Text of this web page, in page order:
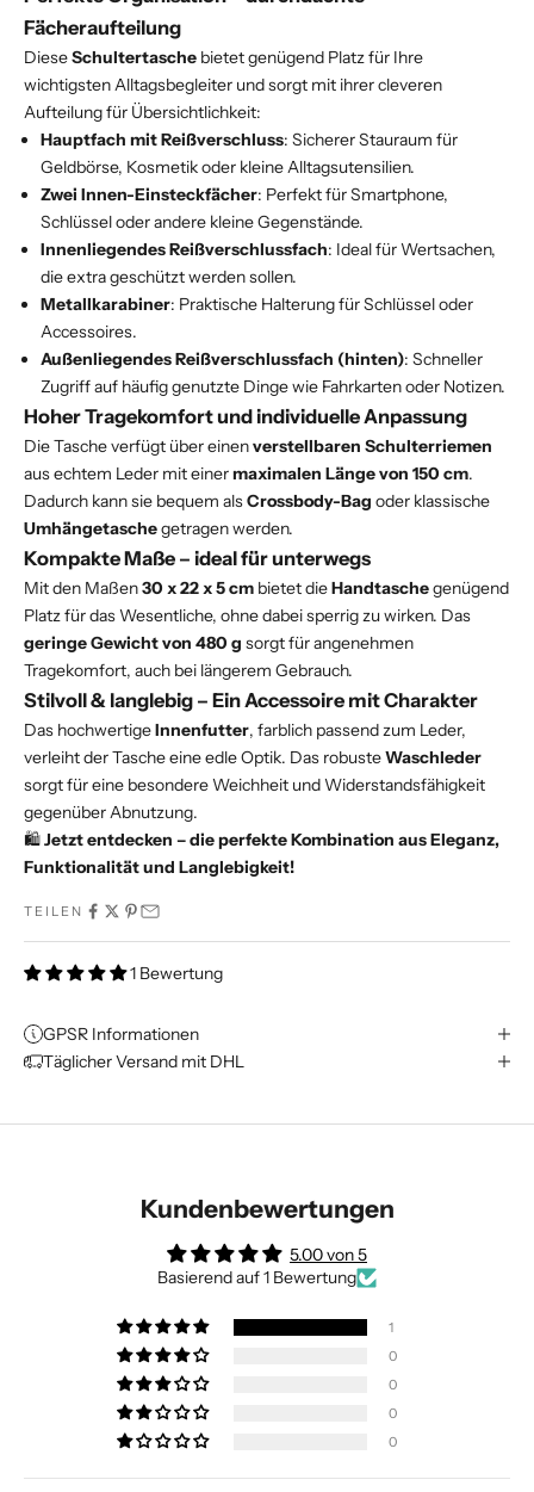
Fächeraufteilung
DieseSchultertasche bietet genügend Platz für Ihre
wichtigsten Alltagsbegleiter und sorgt mit ihrer cleveren
Aufteilung für Übersichtlichkeit:
Hauptfach mit Reißverschluss: Sicherer Stauraum für
Geldbörse, Kosmetik oder kleine Alltagsutensilien.
Zwei Innen-Einsteckfächer: Perfekt für Smartphone,
Schlüssel oder andere kleine Gegenstände.
Innenliegendes Reißverschlussfach: Ideal für Wertsachen,
die extra geschützt werden sollen.
Metallkarabiner: Praktische Halterung für Schlüssel oder
Accessoires.
Außenliegendes Reißverschlussfach (hinten): Schneller
Zugriff auf häufig genutzte Dinge wie Fahrkarten oder Notizen.
Hoher Tragekomfort und individuelle Anpassung
Die Tasche verfügt über einenverstellbaren Schulterriemen
aus echtem Leder mit einermaximalen Länge von 150 cm.
Dadurch kann sie bequem alsCrossbody-Bag oder klassische
Umhängetaschegetragen werden.
Kompakte Maße – ideal für unterwegs
Mit den Maßen30 x 22 x 5 cm bietet dieHandtaschegenügend
Platz für das Wesentliche, ohne dabei sperrig zu wirken. Das
geringe Gewicht von 480 g sorgt für angenehmen
Tragekomfort, auch bei längerem Gebrauch.
Stilvoll & langlebig – Ein Accessoire mit Charakter
Das hochwertigeInnenfutter, farblich passend zum Leder,
verleiht der Tasche eine edle Optik. Das robusteWaschleder
sorgt für eine besondere Weichheit und Widerstandsfähigkeit
gegenüber Abnutzung.
🛍Jetzt entdecken – die perfekte Kombination aus Eleganz,
Funktionalität und Langlebigkeit!
TEILEN
1 Bewertung
GPSR Informationen
Täglicher Versand mit DHL
Kundenbewertungen
5.00 von 5
Basierend auf 1 Bewertung
1
0
0
0
0